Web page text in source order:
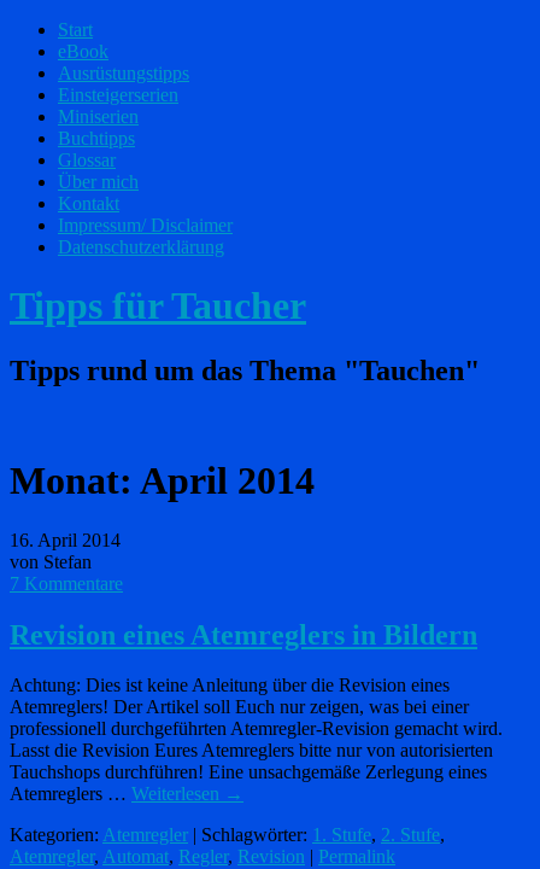
Start
eBook
Ausrüstungstipps
Einsteigerserien
Miniserien
Buchtipps
Glossar
Über mich
Kontakt
Impressum/ Disclaimer
Datenschutzerklärung
Tipps für Taucher
Tipps rund um das Thema "Tauchen"
Monat: April 2014
16. April 2014
von Stefan
7 Kommentare
Revision eines Atemreglers in Bildern
Achtung: Dies ist keine Anleitung über die Revision eines
Atemreglers! Der Artikel soll Euch nur zeigen, was bei einer
professionell durchgeführten Atemregler-Revision gemacht wird.
Lasst die Revision Eures Atemreglers bitte nur von autorisierten
Tauchshops durchführen! Eine unsachgemäße Zerlegung eines
Atemreglers … Weiterlesen →
Kategorien: Atemregler | Schlagwörter: 1. Stufe, 2. Stufe,
Atemregler, Automat, Regler, Revision
Permalink